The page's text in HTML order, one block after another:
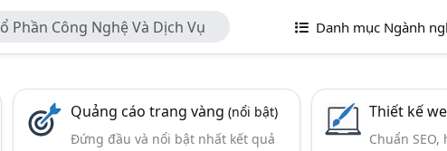
Phần Công Nghệ Và Dịch Vụ
Danh mục Ngành
Quảng cáo trang vàng(nổi bật)
Đứng đầu và nổi bật nhất kết quả
Thiết kế
Chuẩn